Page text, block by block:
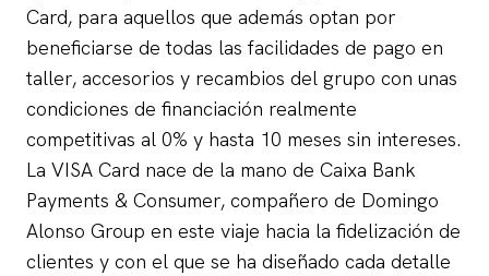
Card, para aquellos que además optan por
beneficiarse de todas las facilidades de pago en
taller, accesorios y recambios del grupo con unas
condiciones de financiación realmente
competitivas al 0% y hasta 10 meses sin intereses.
La VISA Card nace de la mano de Caixa Bank
Payments & Consumer, compañero de Domingo
Alonso Group en este viaje hacia la fidelización de
clientes y con el que se ha diseñado cada detalle